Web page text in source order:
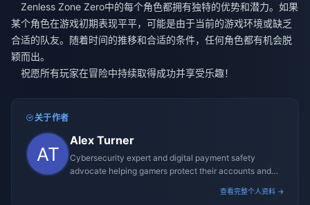
Zenless Zone Zero中的每个角色都拥有独特的优势和潜力。如果
某个角色在游戏初期表现平平，可能是由于当前的游戏环境或缺乏
合适的队友。随着时间的推移和合适的条件，任何角色都有机会脱
颖而出。
祝愿所有玩家在冒险中持续取得成功并享受乐趣！
关于作者
Alex Turner
Cybersecurity expert and digital payment safety
advocate helping gamers protect their accounts and
查看完整个人资料 →